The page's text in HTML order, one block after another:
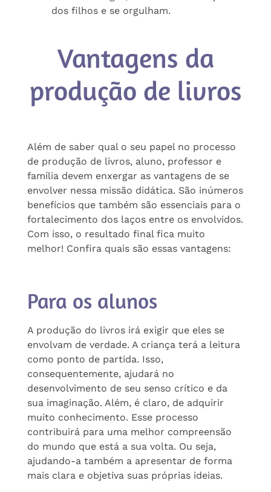
dos filhos e se orgulham.
Vantagens da
produção de livros
Além de saber qual o seu papel no processo
de produção de livros, aluno, professor e
família devem enxergar as vantagens de se
envolver nessa missão didática. São inúmeros
benefícios que também são essenciais para o
fortalecimento dos laços entre os envolvidos.
Com isso, o resultado final fica muito
melhor! Confira quais são essas vantagens:
Para os alunos
A produção do livros irá exigir que eles se
envolvam de verdade. A criança terá a leitura
como ponto de partida. Isso,
consequentemente, ajudará no
desenvolvimento de seu senso crítico e da
sua imaginação. Além, é claro, de adquirir
muito conhecimento. Esse processo
contribuirá para uma melhor compreensão
do mundo que está a sua volta. Ou seja,
ajudando-a também a apresentar de forma
mais clara e objetiva suas próprias ideias.